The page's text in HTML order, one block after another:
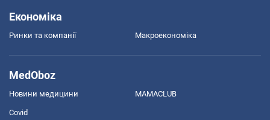
Економіка
Ринки та компанії Макроекономіка
MedOboz
Новини медицини MAMACLUB
Covid